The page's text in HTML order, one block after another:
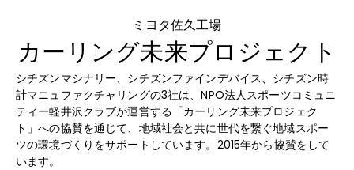
技術ソリューション
拠点
サスティナビリティ
ミヨタ佐久工場
カーリング未来プロジェクト
シチズンマシナリー、シチズンファインデバイス、シチズン時
計マニュファクチャリングの3社は、NPO法人スポーツコミュニ
ティー軽井沢クラブが運営する「カーリング未来プロジェク
ト」への協賛を通じて、地域社会と共に世代を繋ぐ地域スポー
ツの環境づくりをサポートしています。2015年から協賛をして
います。